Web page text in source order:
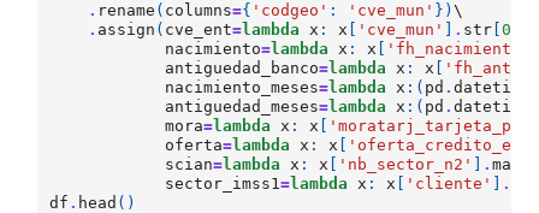
. rename ( columns={ 'codgeo' : 'cve_mun' })\
. assign ( cve_ent=lambda x : x 'cve_mun' . str [0
nacimiento=lambda x : x 'fh_nacimiento'
antiguedad_banco=lambda x : x
nacimiento_meses=lambda x :( pd .datetime
antiguedad_meses=lambda x :( pd .datetime
mora=lambda x : x
oferta=lambda x : x
scian=lambda x : x 'nb_sector_n2' .map
sector_imss1=lambda x : x 'cliente' .
df . head ()